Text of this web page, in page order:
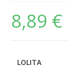
8,89 €
LOLITA